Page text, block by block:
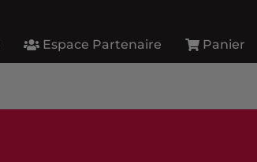
Espace Partenaire Panier